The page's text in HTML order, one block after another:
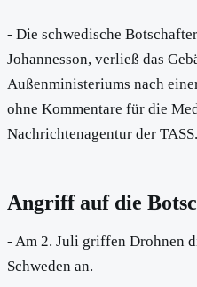
- Die schwedische
Johannesson, verließ das
Außenministeriums nach
ohne Kommentare für die
Nachrichtenagentur der TASS.
Angriff auf die
- Am 2. Juli griffen Drohnen
Schweden an.